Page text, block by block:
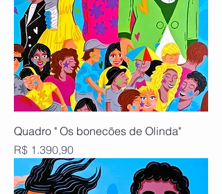
Quadro " Os bonecões de Olinda"
Preço
R$ 1.390,90